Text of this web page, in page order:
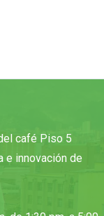
café Piso 5
e innovación de